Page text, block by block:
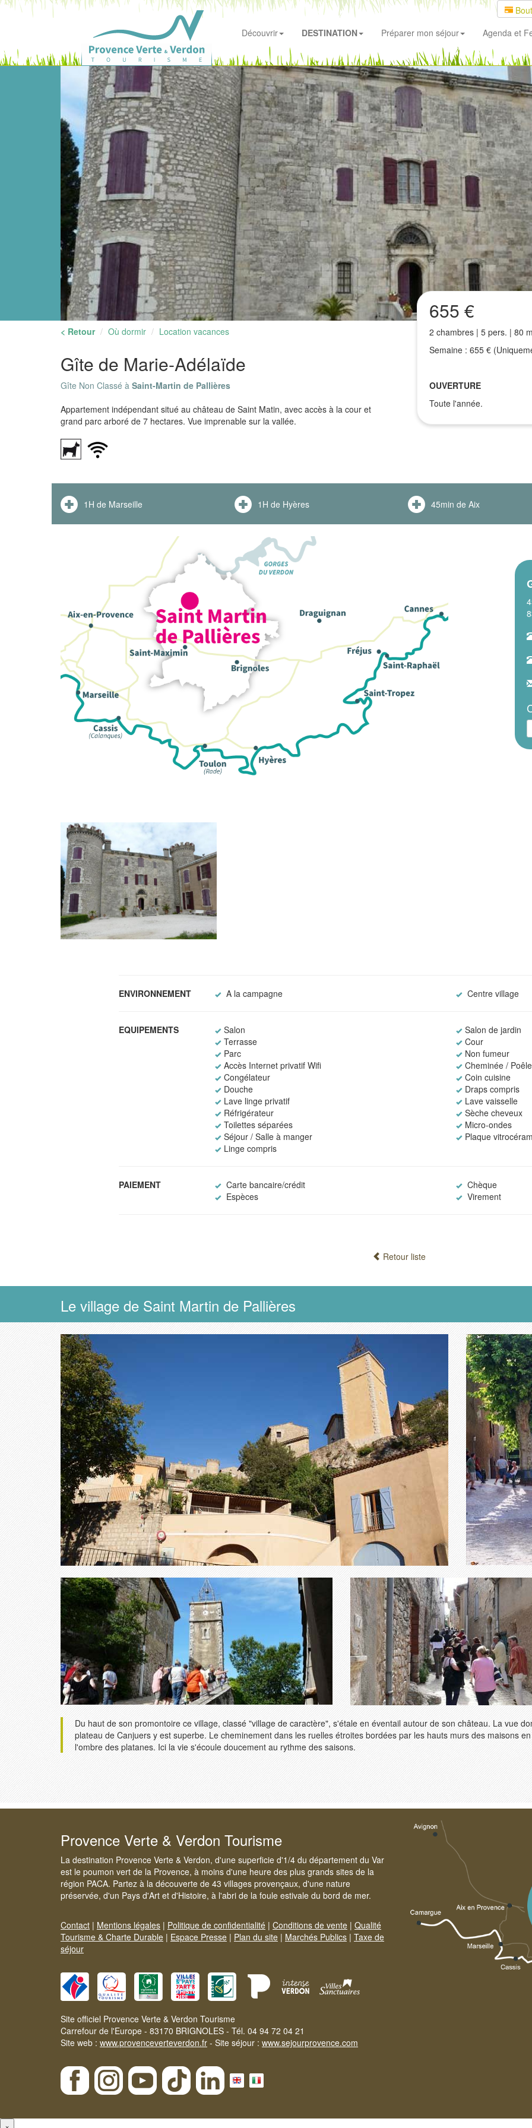
Découvrir
DESTINATION Préparer mon séjour Agenda et
< Retour Où dormir Location vacances
Gîte de Marie-Adélaïde
Gîte Non Classé à Saint-Martin de Pallières
Appartement indépendant situé au château de Saint Matin, avec accès à la cour et
grand parc arboré de 7 hectares. Vue imprenable sur la vallée.
655 €
2 chambres | 5 pers. | 80
Semaine : 655 €
OUVERTURE
Toute l'année.
1H de Marseille 1H de Hyères 45min de Aix
ENVIRONNEMENT A la campagne Centre village
EQUIPEMENTS Salon
Salon de jardin
Terrasse
Cour
Parc
Non fumeur
Accès Internet privatif Wifi
Cheminée / Poêle
Congélateur
Coin cuisine
Douche
Draps compris
Lave linge privatif
Lave vaisselle
Réfrigérateur
Sèche cheveux
Toilettes séparées
Micro-ondes
Séjour / Salle à manger
Plaque
Linge compris
PAIEMENT Carte bancaire/crédit
Chèque
Espèces
Virement
Retour liste
Le village de Saint Martin de Pallières
Du haut de son promontoire ce village, classé "village de caractère", s'étale en éventail autour de son château. La vue
plateau de Canjuers y est superbe. Le cheminement dans les ruelles étroites bordées par les hauts murs des maisons
l'ombre des platanes. Ici la vie s'écoule doucement au rythme des saisons.
Provence Verte & Verdon Tourisme
La destination Provence Verte & Verdon, d'une superficie d'1/4 du département du Var
est le poumon vert de la Provence, à moins d'une heure des plus grands sites de la
région PACA. Partez à la découverte de 43 villages provençaux, d'une nature
préservée, d'un Pays d'Art et d'Histoire, à l'abri de la foule estivale du bord de mer.
Contact | Mentions légales | Politique de confidentialité | Conditions de vente | Qualité
Tourisme & Charte Durable | Espace Presse | Plan du site | Marchés Publics | Taxe de
séjour
Site officiel Provence Verte & Verdon Tourisme
Carrefour de l'Europe - 83170 BRIGNOLES - Tél. 04 94 72 04 21
Site web : www.provenceverteverdon.fr - Site séjour : www.sejourprovence.com